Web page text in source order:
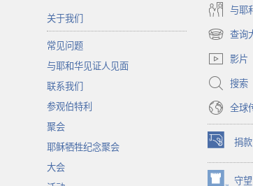
关于我们
常见问题
与耶和华见证人见面
联系我们
参观伯特利
聚会
耶稣牺牲纪念聚会
大会
与耶
查询
（打
开
新
窗
口）
影片
搜索
全球
捐款
（打
开
新
守